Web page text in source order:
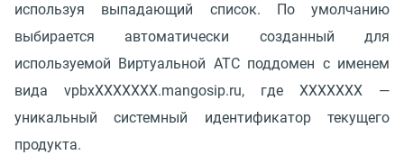
используя выпадающий список. По умолчанию
выбирается автоматически созданный для
используемой Виртуальной АТС поддомен с именем
вида vpbxXXXXXXX.mangosip.ru, где XXXXXXX —
уникальный системный идентификатор текущего
продукта.